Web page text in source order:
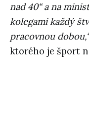
nad 40“ a na
kolegami každý
pracovnou dobou,“
ktorého je šport